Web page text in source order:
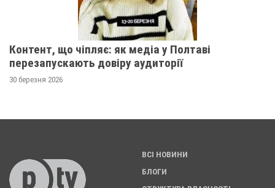
Контент, що чіпляє: як медіа у Полтаві
перезапускають довіру аудиторії
30 березня 2026
ВСІ НОВИНИ
БЛОГИ